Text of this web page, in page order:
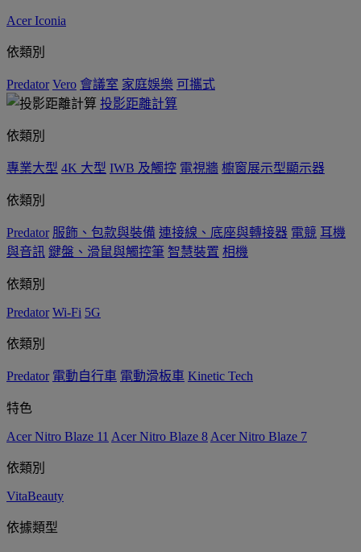
Acer Iconia
依類別
Predator Vero 會議室 家庭娛樂 可攜式
投影距離計算
依類別
專業大型 4K 大型 IWB 及觸控 電視牆 櫥窗展示型顯示器
依類別
Predator 服飾、包款與裝備 連接線、底座與轉接器 電競 耳機
與音訊 鍵盤、滑鼠與觸控筆 智慧裝置 相機
依類別
Predator Wi-Fi 5G
依類別
Predator 電動自行車 電動滑板車 Kinetic Tech
特色
Acer Nitro Blaze 11 Acer Nitro Blaze 8 Acer Nitro Blaze 7
依類別
VitaBeauty
依據類型